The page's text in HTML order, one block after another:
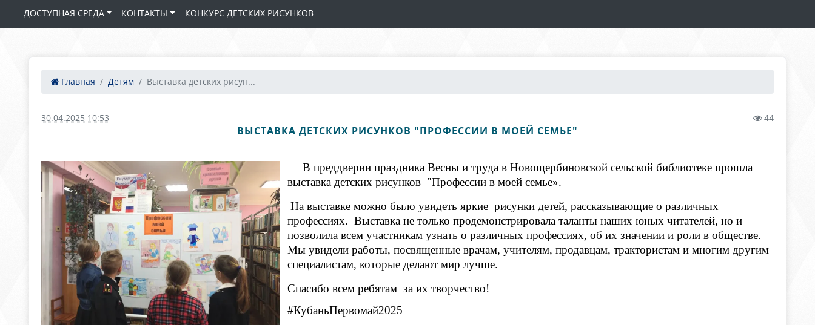
ДОСТУПНАЯ СРЕДА
КОНТАКТЫ КОНКУРС ДЕТСКИХ РИСУНКОВ
Главная Детям Выставка детских рисун...
30.04.2025 10:53 44
ВЫСТАВКА ДЕТСКИХ РИСУНКОВ "ПРОФЕССИИ В МОЕЙ СЕМЬЕ"
В преддверии праздника Весны и труда в Новощербиновской сельской библиотеке прошла
выставка детских рисунков "Профессии в моей семье».
На выставке можно было увидеть яркие рисунки детей, рассказывающие о различных
профессиях. Выставка не только продемонстрировала таланты наших юных читателей, но и
позволила всем участникам узнать о различных профессиях, об их значении и роли в обществе.
Мы увидели работы, посвященные врачам, учителям, продавцам, трактористам и многим другим
специалистам, которые делают мир лучше.
Спасибо всем ребятам за их творчество!
#КубаньПервомай2025